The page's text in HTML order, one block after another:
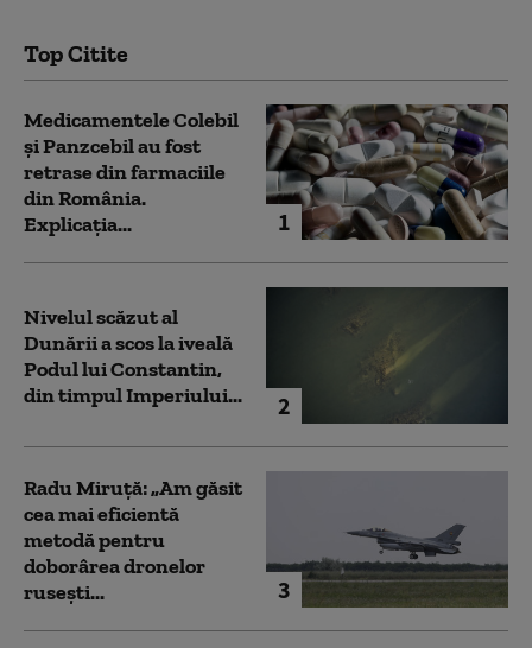
Top Citite
1
Medicamentele Colebil
și Panzcebil au fost
retrase din farmaciile
din România.
Explicația...
2
Nivelul scăzut al
Dunării a scos la iveală
Podul lui Constantin,
din timpul Imperiului...
3
Radu Miruță: „Am găsit
cea mai eficientă
metodă pentru
doborârea dronelor
rusești...